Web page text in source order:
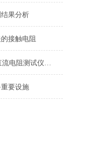
果分析
接触电阻
KD3102A变压器直流电阻测试仪产品概述
要设施